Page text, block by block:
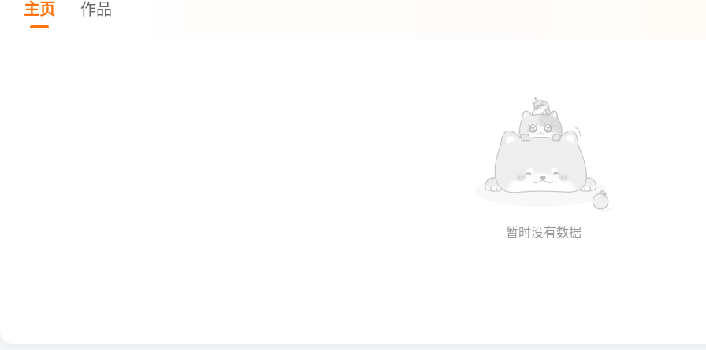
主页 作品
暂时没有数据